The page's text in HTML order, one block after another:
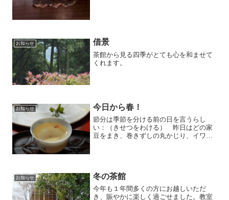
お知らせ 借景
茶館から見る四季がとても心を和ませて
くれます。
お知らせ 今日から春！
節分は季節を分ける前の日を言うらし
い：（きせつをわける） 昨日はどの家
豆をまき、巻きずしの丸かじり、イワシ
お知らせ 冬の茶館
今年も１年間多くの方にお越しいただ
き、賑やかに楽しく過ごせました。教室